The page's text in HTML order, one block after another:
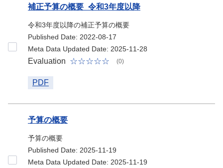
補正予算の概要_令和3年度以降
令和3年度以降の補正予算の概要
Published Date: 2022-08-17
Meta Data Updated Date: 2025-11-28
Evaluation (0)
PDF
予算の概要
予算の概要
Published Date: 2025-11-19
Meta Data Updated Date: 2025-11-19